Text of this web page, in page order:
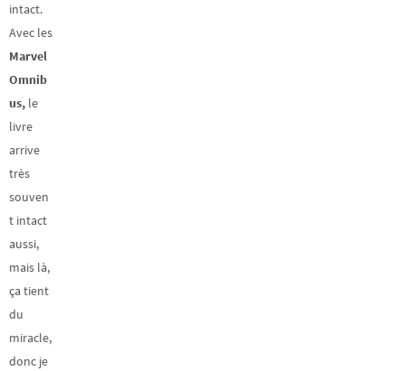
intact.
Avec les
Marvel
Omnib
us, le
livre
arrive
très
souven
t intact
aussi,
mais là,
ça tient
du
miracle,
donc je